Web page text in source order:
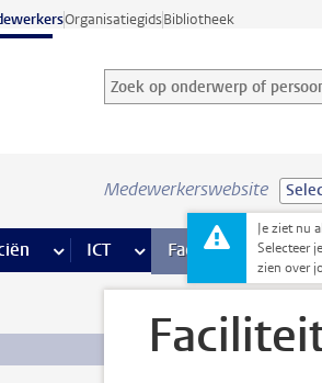
OrganisatiegidsBibliotheek
Zoek op onderwerp of persoon
Zoekterm
Medewerkerswebsite
Je ziet nu
Selecteer
zien over
meer Financiën pagina’s
ICT meer ICT pagina’s
Faciliteiten meer